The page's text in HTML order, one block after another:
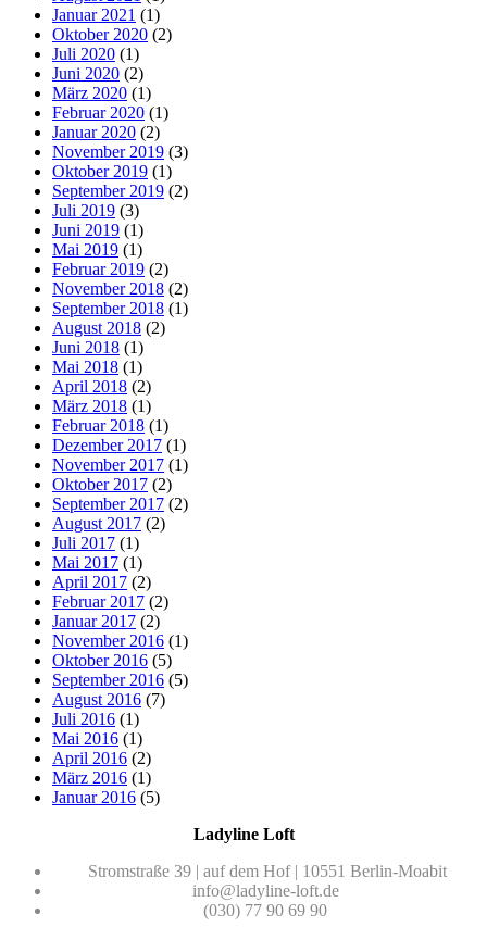
Januar 2021 (1)
Oktober 2020 (2)
Juli 2020 (1)
Juni 2020 (2)
März 2020 (1)
Februar 2020 (1)
Januar 2020 (2)
November 2019 (3)
Oktober 2019 (1)
September 2019 (2)
Juli 2019 (3)
Juni 2019 (1)
Mai 2019 (1)
Februar 2019 (2)
November 2018 (2)
September 2018 (1)
August 2018 (2)
Juni 2018 (1)
Mai 2018 (1)
April 2018 (2)
März 2018 (1)
Februar 2018 (1)
Dezember 2017 (1)
November 2017 (1)
Oktober 2017 (2)
September 2017 (2)
August 2017 (2)
Juli 2017 (1)
Mai 2017 (1)
April 2017 (2)
Februar 2017 (2)
Januar 2017 (2)
November 2016 (1)
Oktober 2016 (5)
September 2016 (5)
August 2016 (7)
Juli 2016 (1)
Mai 2016 (1)
April 2016 (2)
März 2016 (1)
Januar 2016 (5)
Ladyline Loft
Stromstraße 39 | auf dem Hof | 10551 Berlin-Moabit
info@ladyline-loft.de
(030) 77 90 69 90